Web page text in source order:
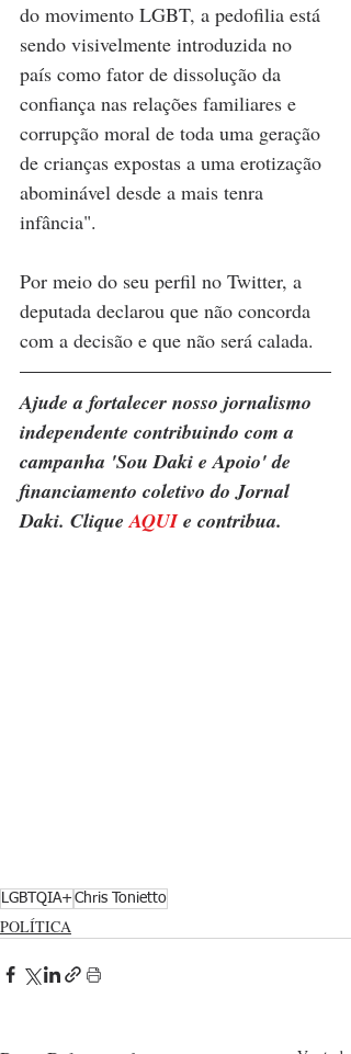
do movimento LGBT, a pedofilia está
sendo visivelmente introduzida no
país como fator de dissolução da
confiança nas relações familiares e
corrupção moral de toda uma geração
de crianças expostas a uma erotização
abominável desde a mais tenra
infância".
Por meio do seu perfil no Twitter, a
deputada declarou que não concorda
com a decisão e que não será calada.
Ajude a fortalecer nosso jornalismo
independente contribuindo com a
campanha 'Sou Daki e Apoio' de
financiamento coletivo do Jornal
Daki. Clique AQUI e contribua.
LGBTQIA+ Chris Tonietto
POLÍTICA